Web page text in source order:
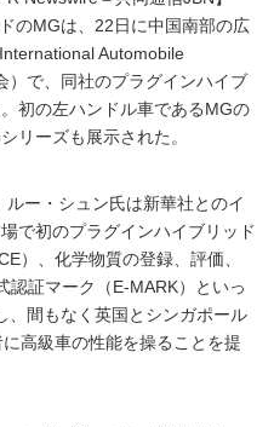
のMGは、22日に中国南部の広
Automobile
）で、同社のプラグインハイブ
初の左ハンドル車であるMGの
リーズも展示された。
ー・シュン氏は新華社とのイ
で初のプラグインハイブリッド
）、化学物質の登録、評価、
認証マーク（E-MARK）といっ
、間もなく英国とシンガポール
高級車の性能を操ることを提